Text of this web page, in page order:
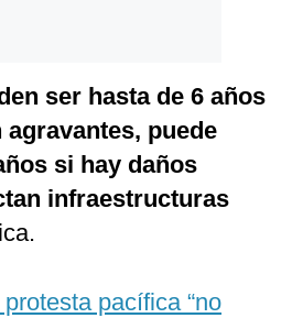
ser hasta de 6 años
puede
si hay daños
infraestructuras
protesta pacífica “no